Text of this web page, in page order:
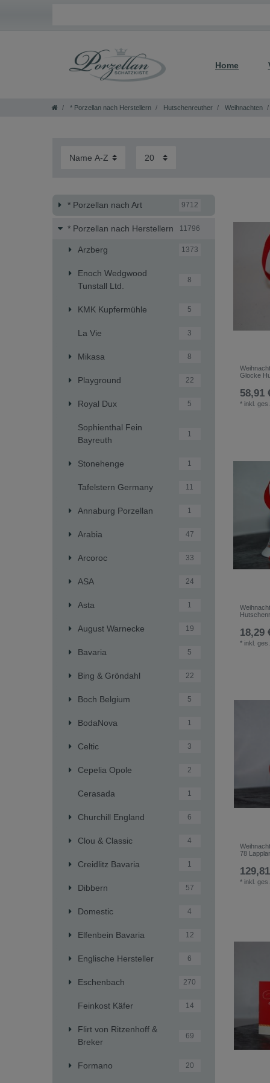
Home
* Porzellan nach Herstellern Hutschenreuther Weihnachten
* Porzellan nach Art 9712
* Porzellan nach Herstellern 11796
Arzberg 1373
Enoch Wedgwood
Tunstall Ltd.
8
KMK Kupfermühle 5
La Vie 3
Mikasa 8
Playground 22
Royal Dux 5
Sophienthal Fein
Bayreuth
1
Stonehenge 1
Tafelstern Germany 11
Annaburg Porzellan 1
Arabia 47
Arcoroc 33
ASA 24
Asta 1
August Warnecke 19
Bavaria 5
Bing & Gröndahl 22
Boch Belgium 5
BodaNova 1
Celtic 3
Cepelia Opole 2
Cerasada 1
Churchill England 6
Clou & Classic 4
Creidlitz Bavaria 1
Dibbern 57
Domestic 4
Elfenbein Bavaria 12
Englische Hersteller 6
Eschenbach 270
Feinkost Käfer 14
Flirt von Ritzenhoff &
Breker
69
Formano 20
Glocke
58,91
* inkl.
18,29
* inkl.
78
* inkl.